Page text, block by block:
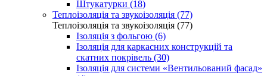
Штукатурки (18)
Теплоізоляція та звукоізоляція (77)
Теплоізоляція та звукоізоляція (77)
Ізоляція з фольгою (6)
Ізоляція для каркасних конструкцій та
скатних покрівель (30)
Ізоляція для системи «Вентильований фасад»